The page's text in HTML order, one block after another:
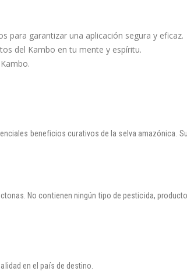
para garantizar una aplicación segura y eficaz.
del Kambo en tu mente y espíritu.
beneficios curativos de la selva amazónica.
No contienen ningún tipo de pesticida,
en el país de destino.